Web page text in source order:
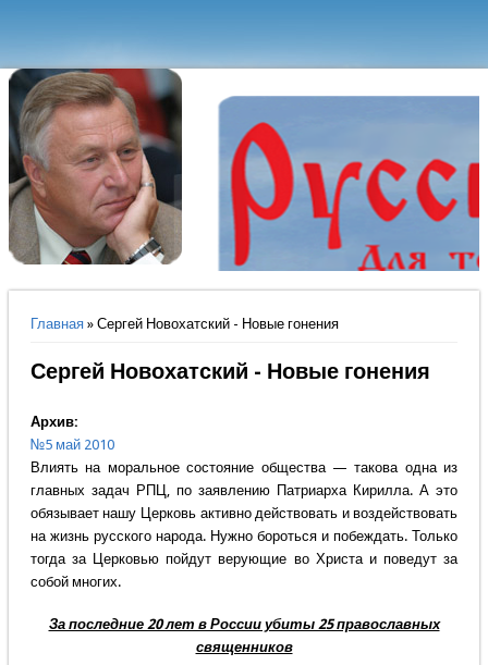
Вы здесь
Главная» Сергей Новохатский - Новые гонения
Сергей Новохатский - Новые гонения
Архив:
№5 май 2010
Влиять на моральное состояние общества — такова одна из
главных задач РПЦ, по заявлению Патриарха Кирилла. А это
обязывает нашу Церковь активно действовать и воздействовать
на жизнь русского народа. Нужно бороться и побеждать. Только
тогда за Церковью пойдут верующие во Христа и поведут за
собой многих.
За последние 20 лет в России убиты 25 православных
священников